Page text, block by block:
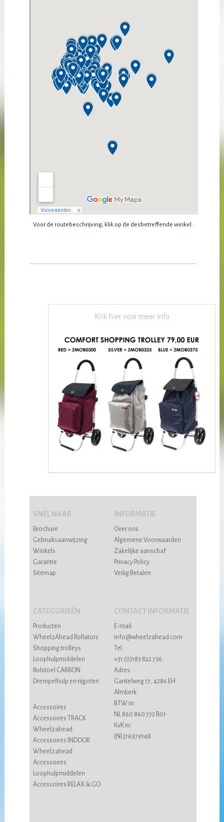
Voor de routebeschrijving, klik op de desbetreffende winkel.
Klik hier voor meer info
SNEL NAAR
Brochure
Gebruiksaanwijzing
Winkels
Garantie
Sitemap
INFORMATIE
Over ons
Algemene Voorwaarden
Zakelijke aanschaf
Privacy Policy
Veilig Betalen
CATEGORIEËN
Producten
WheelzAhead Rollators
Shopping trolleys
Loophulpmiddelen
Rolstoel CARBON
Drempelhulp en rijgoten
Accessoires
Accessoires TRACK
Wheelzahead
Accessoires INDOOR
Wheelzahead
Accessoires
Loophulpmiddelen
Accessoires RELAX & GO
CONTACT INFORMATIE
E-mail:
info@wheelzahead.com
Tel:
+31 (0)183 822 736
Adres:
Gantelweg 17, 4286 EH
Almkerk
BTW nr:
NL 860 860 772 B01
KvK nr:
(NL)76979148